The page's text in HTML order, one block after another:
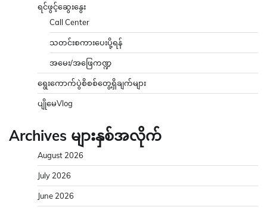
ရင်ဖွင့်ဆွေးနွေး
Call Center
သတင်းစကားပေးပို့ရန်
အမေး/အဖြေကဏ္ဍ
ရွေးကောက်ပွဲစိစစ်တွေ့ရှိချက်များ
ပျိုမေVlog
Archives များနှစ်အလိုက်
August 2026
July 2026
June 2026